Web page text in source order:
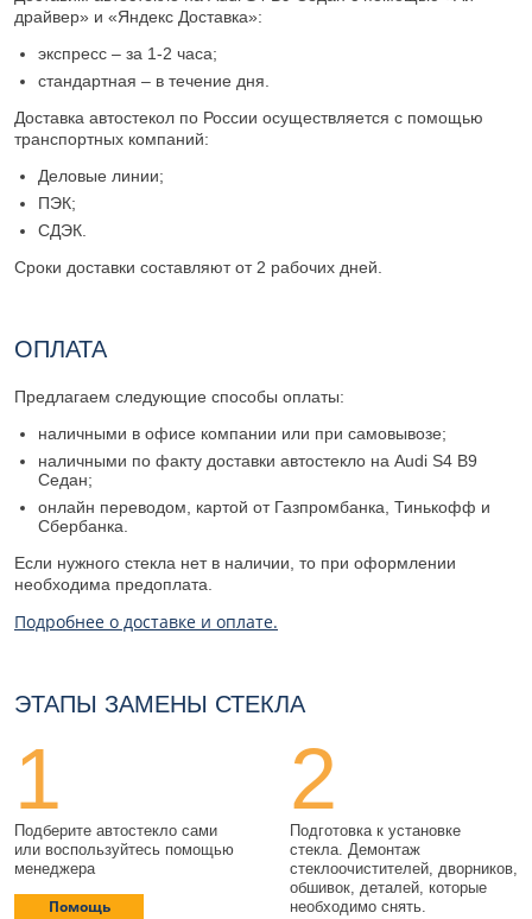
драйвер» и «Яндекс Доставка»:
экспресс – за 1-2 часа;
стандартная – в течение дня.
Доставка автостекол по России осуществляется с помощью
транспортных компаний:
Деловые линии;
ПЭК;
СДЭК.
Сроки доставки составляют от 2 рабочих дней.
ОПЛАТА
Предлагаем следующие способы оплаты:
наличными в офисе компании или при самовывозе;
наличными по факту доставки автостекло на Audi S4 B9
Седан;
онлайн переводом, картой от Газпромбанка, Тинькофф и
Сбербанка.
Если нужного стекла нет в наличии, то при оформлении
необходима предоплата.
Подробнее о доставке и оплате.
ЭТАПЫ ЗАМЕНЫ СТЕКЛА
1
Подберите автостекло сами
или воспользуйтесь помощью
менеджера
Помощь
2
Подготовка к установке
стекла. Демонтаж
стеклоочистителей, дворников,
обшивок, деталей, которые
необходимо снять.